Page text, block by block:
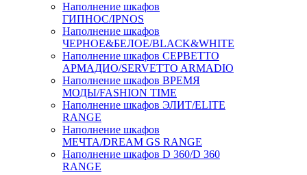
Наполнение шкафов
ГИПНОС/IPNOS
Наполнение шкафов
ЧЕРНОЕ&БЕЛОЕ/BLACK&WHITE
Наполнение шкафов СЕРВЕТТО
АРМАДИО/SERVETTO ARMADIO
Наполнение шкафов ВРЕМЯ
МОДЫ/FASHION TIME
Наполнение шкафов ЭЛИТ/ELITE
RANGE
Наполнение шкафов
МЕЧТА/DREAM GS RANGE
Наполнение шкафов D 360/D 360
RANGE